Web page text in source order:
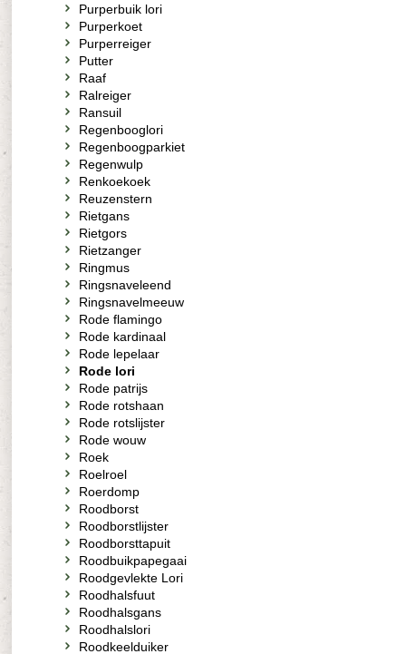
Purperbuik lori
Purperkoet
Purperreiger
Putter
Raaf
Ralreiger
Ransuil
Regenbooglori
Regenboogparkiet
Regenwulp
Renkoekoek
Reuzenstern
Rietgans
Rietgors
Rietzanger
Ringmus
Ringsnaveleend
Ringsnavelmeeuw
Rode flamingo
Rode kardinaal
Rode lepelaar
Rode lori
Rode patrijs
Rode rotshaan
Rode rotslijster
Rode wouw
Roek
Roelroel
Roerdomp
Roodborst
Roodborstlijster
Roodborsttapuit
Roodbuikpapegaai
Roodgevlekte Lori
Roodhalsfuut
Roodhalsgans
Roodhalslori
Roodkeelduiker